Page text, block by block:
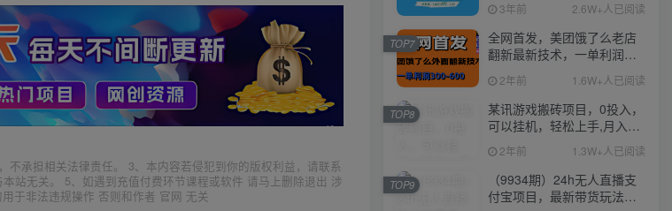
承担相关法律责任。 3、本内容若侵犯到你的版权利益，请联系
站无关。 5、如遇到充值付费环节课程或软件 请马上删除退出 涉
于非法违规操作 否则和作者 官网 无关
3年前 2.6W+人已阅读
全网首发，美团饿了么老店
翻新最新技术，一单利润
300-600
2年前 1.6W+人已阅读
TOP7
某讯游戏搬砖项目，0投入，
可以挂机，轻松上手,月入
3000+上不封顶
2年前 1.3W+人已阅读
TOP8
（9934期）24h无人直播支
付宝项目，最新带货玩法，
TOP9